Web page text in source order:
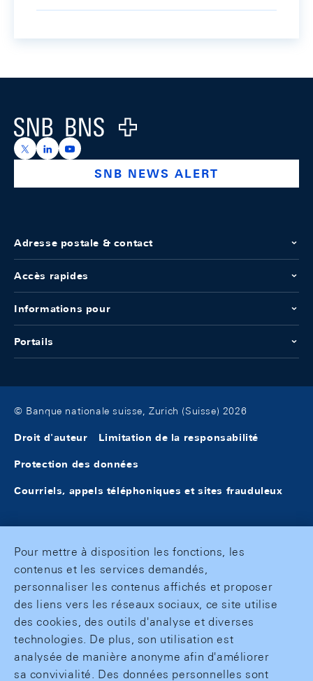
Logo
https://x.com/snb_bns
https://ch.linkedin.com/company/swiss-national-
https://www.youtube.com/@swissnationalbank
SNB NEWS ALERT
Adresse postale & contact
Accès rapides
Informations pour
Portails
© Banque nationale suisse, Zurich (Suisse) 2026
Droit d'auteur Limitation de la responsabilité
Protection des données
Courriels, appels téléphoniques et sites frauduleux
Pour mettre à disposition les fonctions, les
contenus et les services demandés,
personnaliser les contenus affichés et proposer
des liens vers les réseaux sociaux, ce site utilise
des cookies, des outils d'analyse et diverses
technologies. De plus, son utilisation est
analysée de manière anonyme afin d'améliorer
sa convivialité. Des données personnelles sont